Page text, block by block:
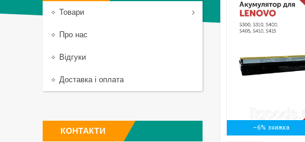
–6%
Товари
Про нас
Відгуки
Доставка і оплата
КОНТАКТИ